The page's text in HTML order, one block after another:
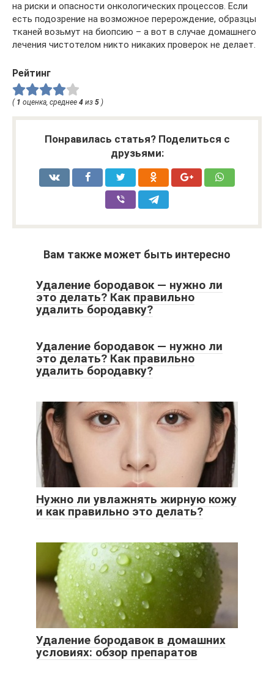
на риски и опасности онкологических процессов. Если
есть подозрение на возможное перерождение, образцы
тканей возьмут на биопсию – а вот в случае домашнего
лечения чистотелом никто никаких проверок не делает.
Рейтинг
( 1 оценка, среднее 4 из 5 )
Понравилась статья? Поделиться с
друзьями:
Вам также может быть интересно
Удаление бородавок — нужно ли
это делать? Как правильно
удалить бородавку?
Удаление бородавок — нужно ли
это делать? Как правильно
удалить бородавку?
Нужно ли увлажнять жирную кожу
и как правильно это делать?
Удаление бородавок в домашних
условиях: обзор препаратов